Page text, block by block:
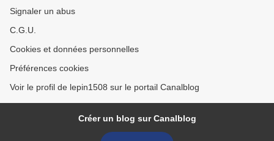
Signaler un abus
C.G.U.
Cookies et données personnelles
Préférences cookies
Voir le profil de lepin1508 sur le portail Canalblog
Créer un blog sur Canalblog